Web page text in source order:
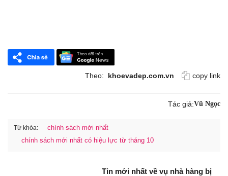
Theo: khoevadep.com.vn copy link
Tác giả:Vũ Ngọc
Từ khóa:
chính sách mới nhất
chính sách mới nhất có hiệu lực từ tháng 10
Tin mới nhất về vụ nhà hàng bị